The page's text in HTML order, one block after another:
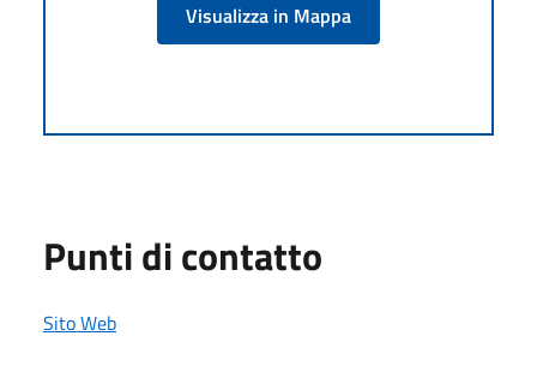
Visualizza in Mappa
Punti di contatto
Sito Web